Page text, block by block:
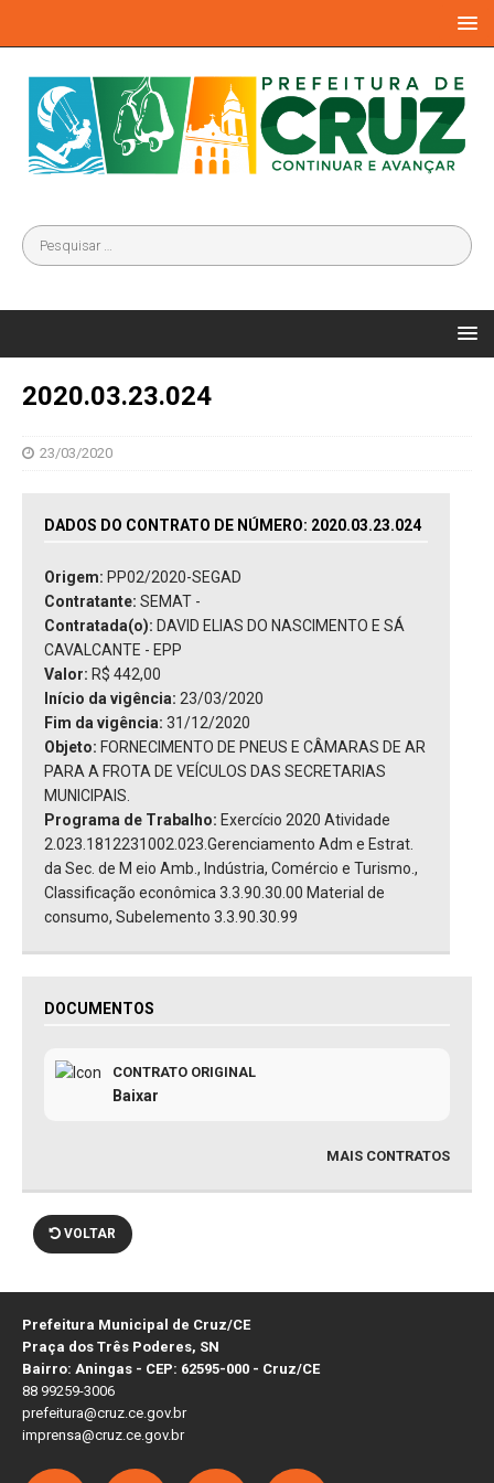
2020.03.23.024
23/03/2020
DADOS DO CONTRATO DE NÚMERO: 2020.03.23.024
Origem: PP02/2020-SEGAD
Contratante: SEMAT -
Contratada(o): DAVID ELIAS DO NASCIMENTO E SÁ
CAVALCANTE - EPP
Valor: R$ 442,00
Início da vigência: 23/03/2020
Fim da vigência: 31/12/2020
Objeto: FORNECIMENTO DE PNEUS E CÂMARAS DE AR
PARA A FROTA DE VEÍCULOS DAS SECRETARIAS
MUNICIPAIS.
Programa de Trabalho: Exercício 2020 Atividade
2.023.1812231002.023.Gerenciamento Adm e Estrat.
da Sec. de M eio Amb., Indústria, Comércio e Turismo.,
Classificação econômica 3.3.90.30.00 Material de
consumo, Subelemento 3.3.90.30.99
DOCUMENTOS
CONTRATO ORIGINAL
Baixar
MAIS CONTRATOS
VOLTAR
Prefeitura Municipal de Cruz/CE
Praça dos Três Poderes, SN
Bairro: Aningas - CEP: 62595-000 - Cruz/CE
88 99259-3006
prefeitura@cruz.ce.gov.br
imprensa@cruz.ce.gov.br